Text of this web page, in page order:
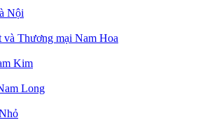
Nội
và Thương mại Nam Hoa
Kim
Long